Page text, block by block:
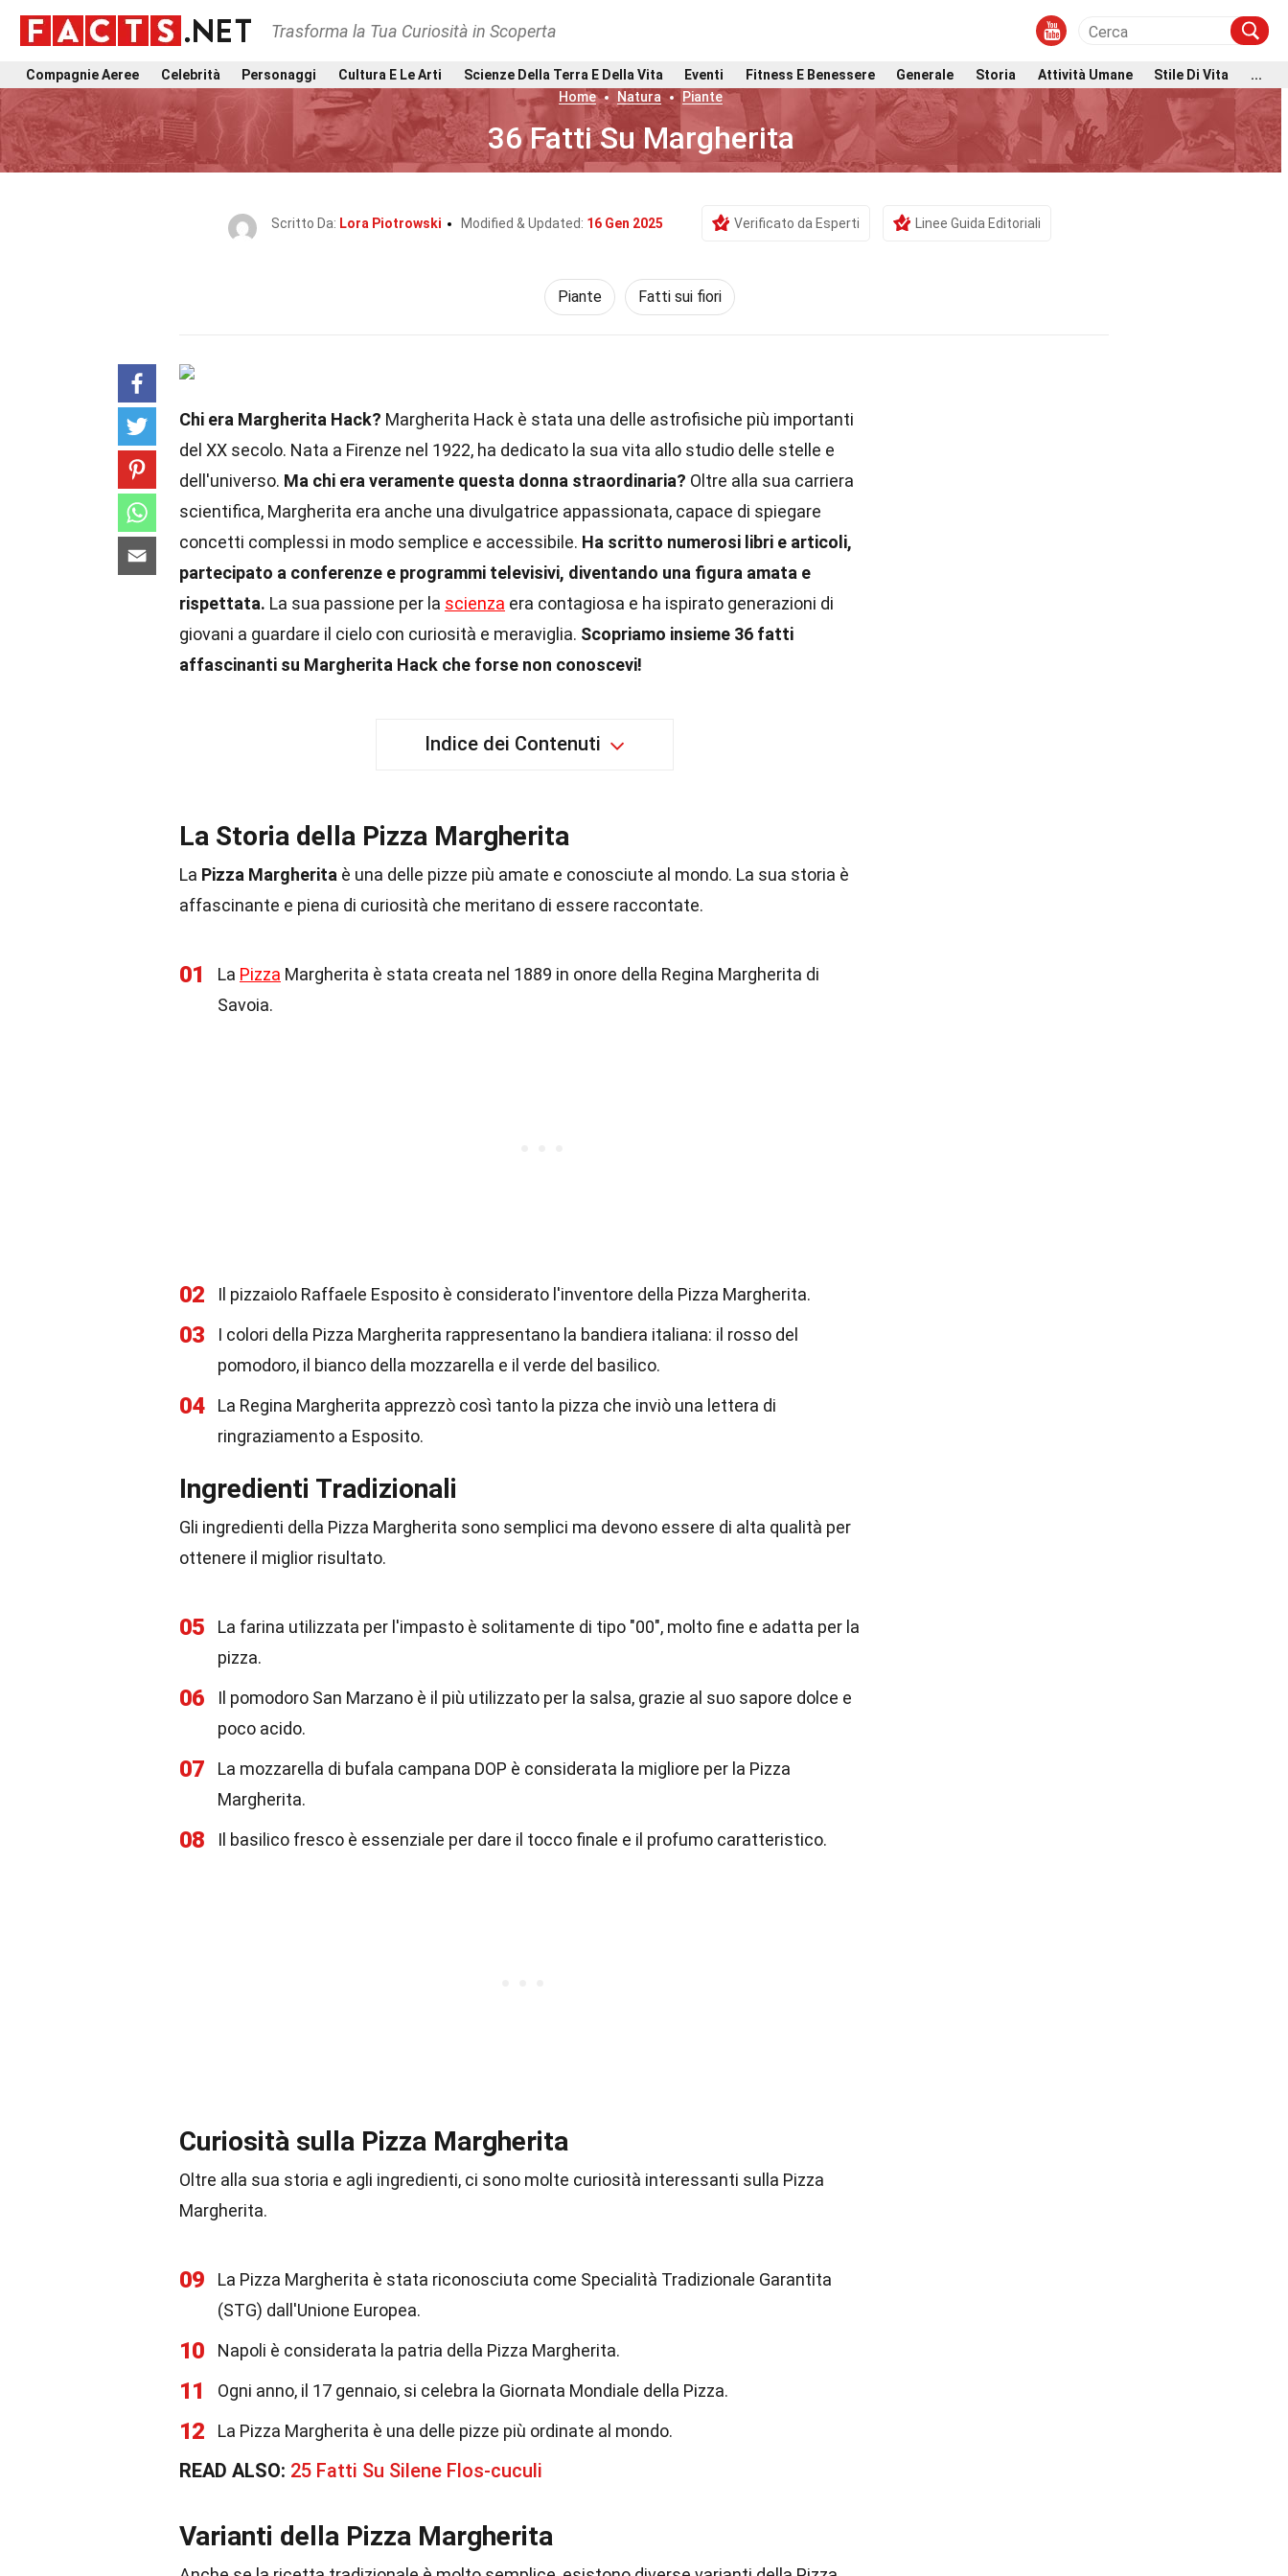
Trasforma la Tua Curiosità in Scoperta
Compagnie Aeree Celebrità Personaggi Cultura E Le Arti Scienze Della Terra E Della Vita Eventi Fitness E Benessere Generale Storia Attività Umane Stile Di Vita
...
Home
Natura Piante
36 Fatti Su Margherita
Scritto Da: Lora Piotrowski Modified & Updated: 16 Gen 2025 Verificato da Esperti Linee Guida Editoriali
Piante Fatti sui fiori
Chi era Margherita Hack? Margherita Hack è stata una delle astrofisiche più importanti
del XX secolo. Nata a Firenze nel 1922, ha dedicato la sua vita allo studio delle stelle e
dell'universo. Ma chi era veramente questa donna straordinaria? Oltre alla sua carriera
scientifica, Margherita era anche una divulgatrice appassionata, capace di spiegare
concetti complessi in modo semplice e accessibile. Ha scritto numerosi libri e articoli,
partecipato a conferenze e programmi televisivi, diventando una figura amata e
rispettata. La sua passione per la scienza era contagiosa e ha ispirato generazioni di
giovani a guardare il cielo con curiosità e meraviglia. Scopriamo insieme 36 fatti
affascinanti su Margherita Hack che forse non conoscevi!
Indice dei Contenuti
La Storia della Pizza Margherita
La Pizza Margherita è una delle pizze più amate e conosciute al mondo. La sua storia è
affascinante e piena di curiosità che meritano di essere raccontate.
01 La Pizza Margherita è stata creata nel 1889 in onore della Regina Margherita di
Savoia.
02 Il pizzaiolo Raffaele Esposito è considerato l'inventore della Pizza Margherita.
03
I colori della Pizza Margherita rappresentano la bandiera italiana: il rosso del
pomodoro, il bianco della mozzarella e il verde del basilico.
04
La Regina Margherita apprezzò così tanto la pizza che inviò una lettera di
ringraziamento a Esposito.
Ingredienti Tradizionali
Gli ingredienti della Pizza Margherita sono semplici ma devono essere di alta qualità per
ottenere il miglior risultato.
05
La farina utilizzata per l'impasto è solitamente di tipo "00", molto fine e adatta per la
pizza.
06
Il pomodoro San Marzano è il più utilizzato per la salsa, grazie al suo sapore dolce e
poco acido.
07
La mozzarella di bufala campana DOP è considerata la migliore per la Pizza
Margherita.
08 Il basilico fresco è essenziale per dare il tocco finale e il profumo caratteristico.
Curiosità sulla Pizza Margherita
Oltre alla sua storia e agli ingredienti, ci sono molte curiosità interessanti sulla Pizza
Margherita.
09
La Pizza Margherita è stata riconosciuta come Specialità Tradizionale Garantita
(STG) dall'Unione Europea.
10 Napoli è considerata la patria della Pizza Margherita.
11 Ogni anno, il 17 gennaio, si celebra la Giornata Mondiale della Pizza.
12 La Pizza Margherita è una delle pizze più ordinate al mondo.
READ ALSO: 25 Fatti Su Silene Flos-cuculi
Varianti della Pizza Margherita